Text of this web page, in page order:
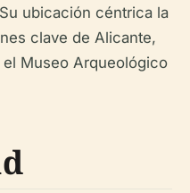
ubicación céntrica la
clave de Alicante,
Museo Arqueológico